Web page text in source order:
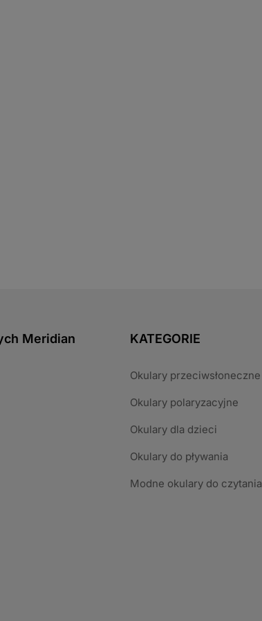
Meridian KATEGORIE
Okulary przeciwsłoneczne
Okulary polaryzacyjne
Okulary dla dzieci
Okulary do pływania
Modne okulary do czytania